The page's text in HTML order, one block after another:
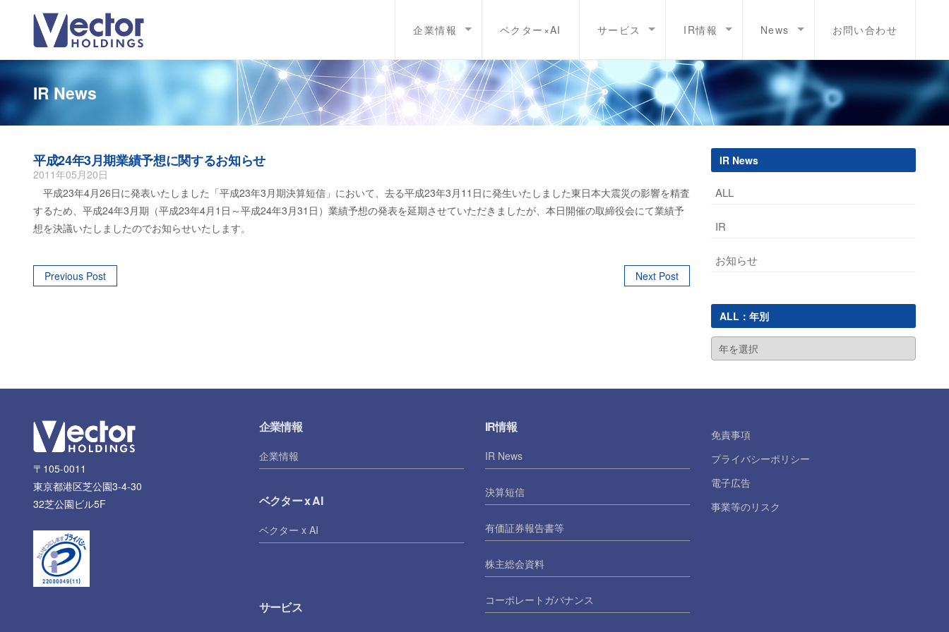
企業情報 ベクター×AI サービス IR情報 News お問い合わせ
IR News
平成24年3月期業績予想に関するお知らせ
2011年05月20日
平成23年4月26日に発表いたしました「平成23年3月期決算短信」において、去る平成23年3月11日に発生いたしました東日本大震災の影響を精査
するため、平成24年3月期（平成23年4月1日～平成24年3月31日）業績予想の発表を延期させていただきましたが、本日開催の取締役会にて業績予
想を決議いたしましたのでお知らせいたします。
Post
Previous Post Next Post
IR News
ALL
IR
お知らせ
ALL：年別
〒105-0011
東京都港区芝公園3-4-30
32芝公園ビル5F
企業情報
企業情報
ベクター x AI
ベクター x AI
サービス
IR情報
IR News
決算短信
有価証券報告書等
株主総会資料
コーポレートガバナンス
免責事項
プライバシーポリシー
電子広告
事業等のリスク